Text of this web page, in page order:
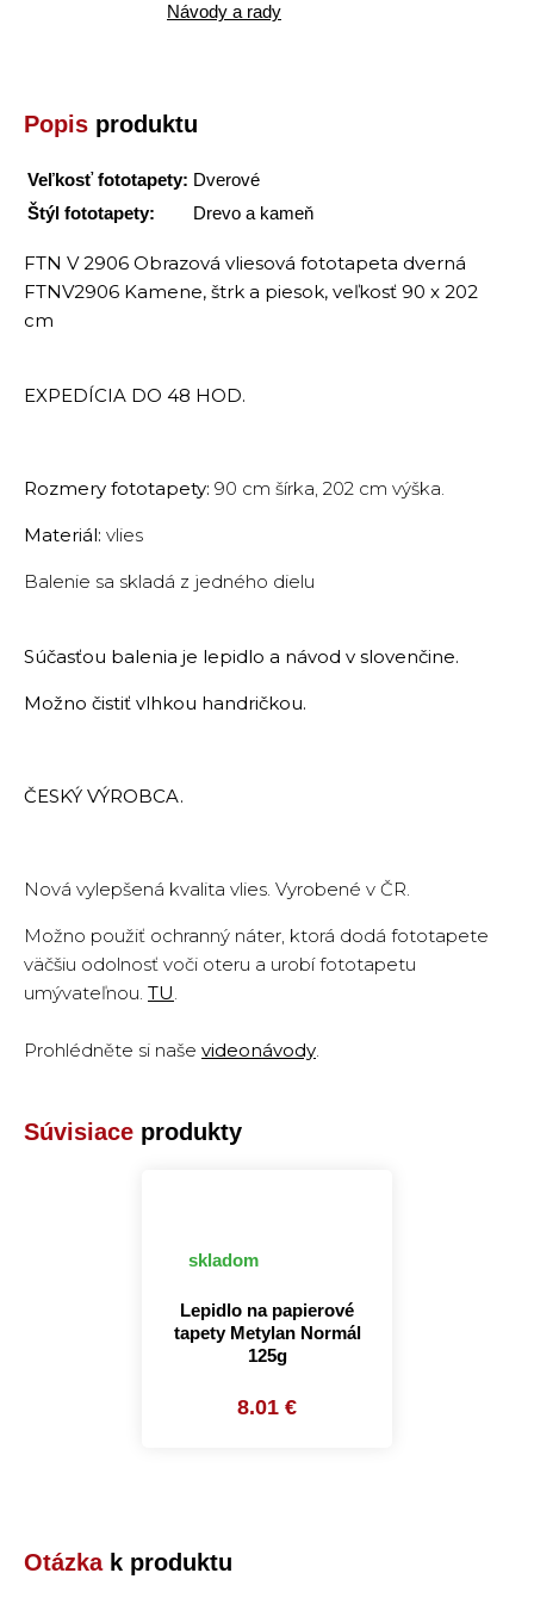
Návody a rady
Popis produktu
Veľkosť fototapety: Dverové
Štýl fototapety:
Drevo a kameň
FTN V 2906 Obrazová vliesová fototapeta dverná
FTNV2906 Kamene, štrk a piesok, veľkosť 90 x 202
cm
EXPEDÍCIA DO 48 HOD.
Rozmery fototapety: 90 cm šírka, 202 cm výška.
Materiál: vlies
Balenie sa skladá z jedného dielu
Súčasťou balenia je lepidlo a návod v slovenčine.
Možno čistiť vlhkou handričkou.
ČESKÝ VÝROBCA.
Nová vylepšená kvalita vlies. Vyrobené v ČR.
Možno použiť ochranný náter, ktorá dodá fototapete
väčšiu odolnosť voči oteru a urobí fototapetu
umývateľnou. TU.
Prohlédněte si naše videonávody.
Súvisiace produkty
skladom
Lepidlo na papierové
tapety Metylan Normál
125g
8.01 €
Otázkak produktu